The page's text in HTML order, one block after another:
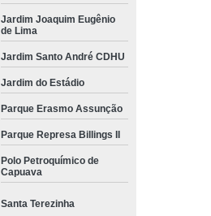
Jardim Joaquim Eugênio
de Lima
Jardim Santo André CDHU
Jardim do Estádio
Parque Erasmo Assunção
Parque Represa Billings II
Polo Petroquímico de
Capuava
Santa Terezinha